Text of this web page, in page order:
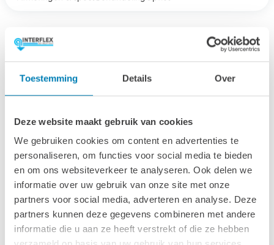
Toestemming Details Over
Deze website maakt gebruik van cookies
We gebruiken cookies om content en advertenties te
personaliseren, om functies voor social media te bieden
en om ons websiteverkeer te analyseren. Ook delen we
informatie over uw gebruik van onze site met onze
partners voor social media, adverteren en analyse. Deze
partners kunnen deze gegevens combineren met andere
informatie die u aan ze heeft verstrekt of die ze hebben
Afmetingen & specs
Afmetingen fundamentmaat (bxl)
665 x 330 cm
Afmetingen inclusief oren (bxl)
675 x 350 cm
Wandhoogte & nokhoogte
223 / 274 cm
Oppervlakte
21.7 m2